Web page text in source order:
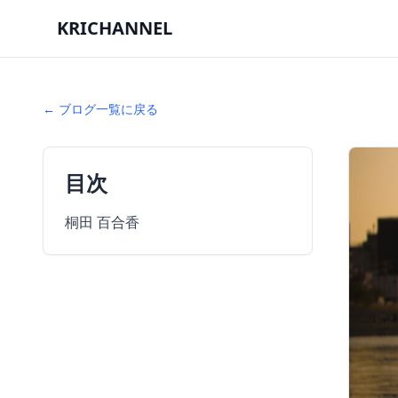
KRICHANNEL
← ブログ一覧に戻る
目次
桐田 百合香